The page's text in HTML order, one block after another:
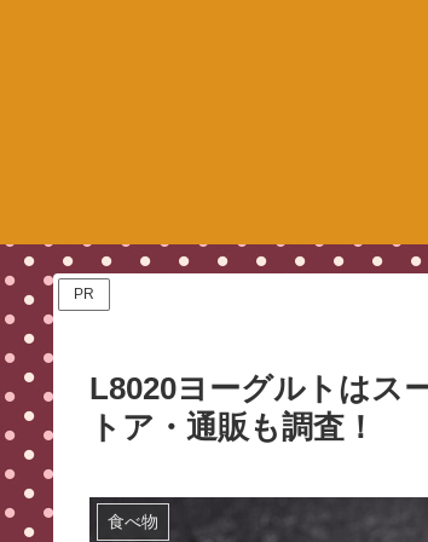
PR
L8020ヨーグルトはス
トア・通販も調査！
食べ物